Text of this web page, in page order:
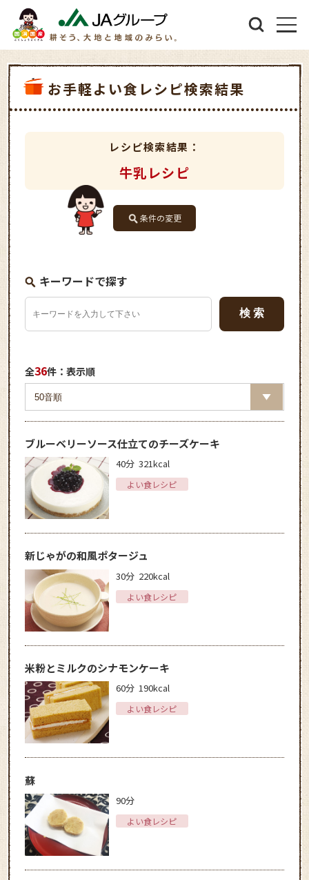
お手軽よい食レシピ検索結果
レシピ検索結果：
牛乳レシピ
条件の変更
キーワードで探す
全36件：表示順
ブルーベリーソース仕立てのチーズケーキ
40分 321kcal
よい食レシピ
新じゃがの和風ポタージュ
30分 220kcal
よい食レシピ
米粉とミルクのシナモンケーキ
60分 190kcal
よい食レシピ
蘇
90分
よい食レシピ